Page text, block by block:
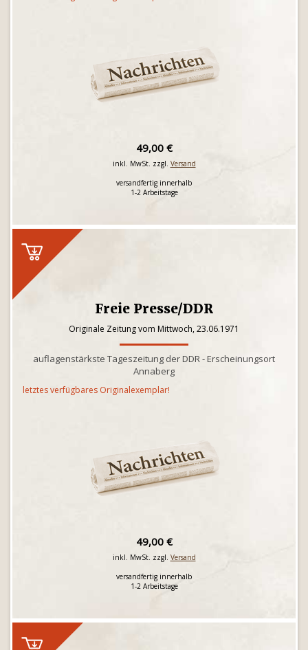
49,00 €
inkl. MwSt. zzgl. Versand
versandfertig innerhalb
1-2 Arbeitstage
Freie Presse/DDR
Originale Zeitung vom Mittwoch, 23.06.1971
auflagenstärkste Tageszeitung der DDR - Erscheinungsort
Annaberg
letztes verfügbares Originalexemplar!
49,00 €
inkl. MwSt. zzgl. Versand
versandfertig innerhalb
1-2 Arbeitstage